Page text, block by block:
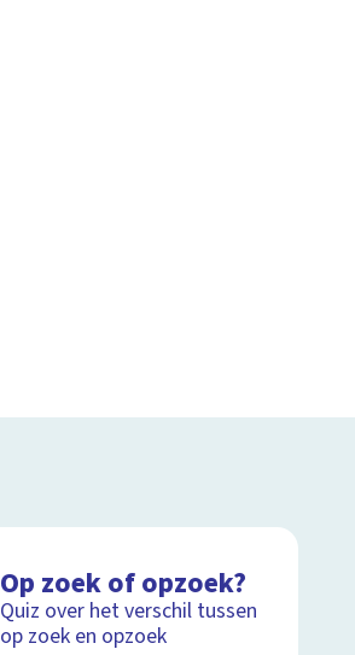
Op zoek of opzoek?
Quiz over het verschil tussen
op zoek en opzoek